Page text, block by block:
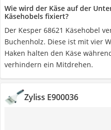
Wie wird der Käse auf der
Käsehobels fixiert?
Der Kesper 68621 Käsehobel
Buchenholz. Diese ist mit vier
Haken halten den Käse
verhindern ein Mitdrehen.
Zyliss E900036